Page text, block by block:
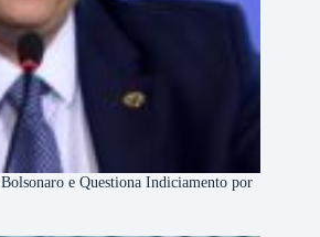
e Questiona Indiciamento por